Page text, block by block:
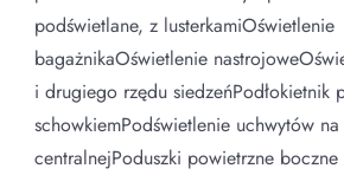
podświetlane, z lusterkamiOświetlenie
bagażnikaOświetlenie
i drugiego rzędu siedzeńPodłokietnik
schowkiemPodświetlenie uchwytów
centralnejPoduszki powietrzne boczne